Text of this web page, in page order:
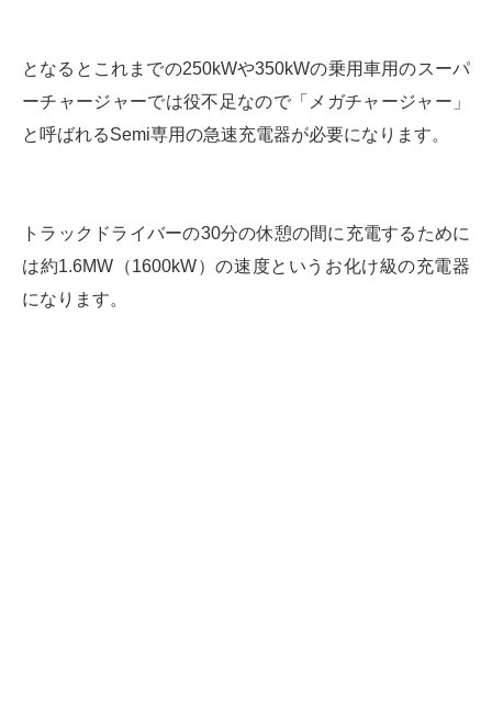
となるとこれまでの250kWや350kWの乗用車用のスーパ
ーチャージャーでは役不足なので「メガチャージャー」
と呼ばれるSemi専用の急速充電器が必要になります。
トラックドライバーの30分の休憩の間に充電するために
は約1.6MW（1600kW）の速度というお化け級の充電器
になります。